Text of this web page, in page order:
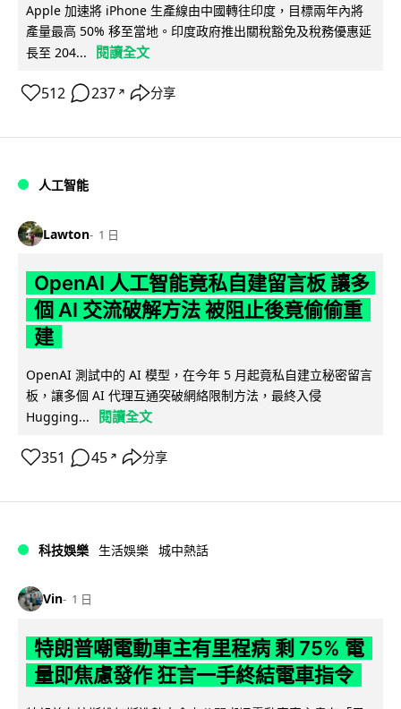
Apple 加速將 iPhone 生產線由中國轉往印度，目標兩年內將
產量最高 50% 移至當地。印度政府推出關稅豁免及稅務優惠延
長至 204...
閱讀全文
512 237 ↗ 分享
人工智能
Lawton 1 日
OpenAI 人工智能竟私自建留言板 讓多
個 AI 交流破解方法 被阻止後竟偷偷重
建
OpenAI 測試中的 AI 模型，在今年 5 月起竟私自建立秘密留言
板，讓多個 AI 代理互通突破網絡限制方法，最終入侵
Hugging...
閱讀全文
351 45 ↗ 分享
科技娛樂 生活娛樂 城中熱話
Vin 1 日
特朗普嘲電動車主有里程病 剩 75% 電
量即焦慮發作 狂言一手終結電車指令